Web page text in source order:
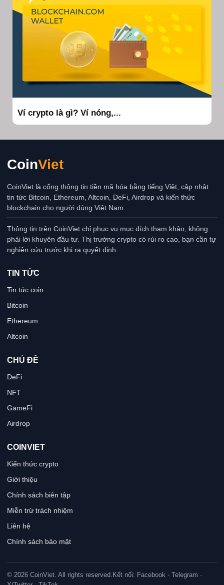
Ví crypto là gì? Ví nóng,...
CoinViet
CoinViet là cổng thông tin tiền mã hóa bằng tiếng Việt, cập nhật
tin tức Bitcoin, Ethereum, Altcoin, DeFi, Airdrop và kiến thức
blockchain cho người dùng Việt Nam.
Thông tin trên CoinViet chỉ phục vụ mục đích tham khảo, không
phải lời khuyên đầu tư. Thị trường crypto có rủi ro cao, bạn cần tự
nghiên cứu trước khi ra quyết định.
TIN TỨC
Tin tức coin
Bitcoin
Ethereum
Altcoin
CHỦ ĐỀ
DeFi
NFT
GameFi
Airdrop
COINVIET
Kiến thức crypto
Giới thiệu
Chính sách biên tập
Miễn trừ trách nhiệm
Liên hệ
Chính sách bảo mật
© 2026 CoinViet. All rights reserved. Kết nối: Facebook · Telegram ·